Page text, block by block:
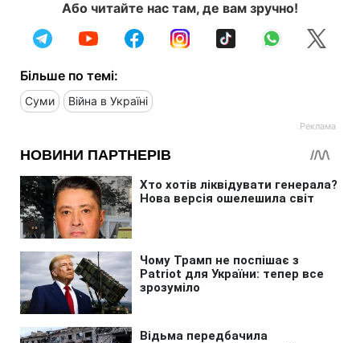
Або читайте нас там, де вам зручно!
Більше по темі:
Суми Війна в Україні